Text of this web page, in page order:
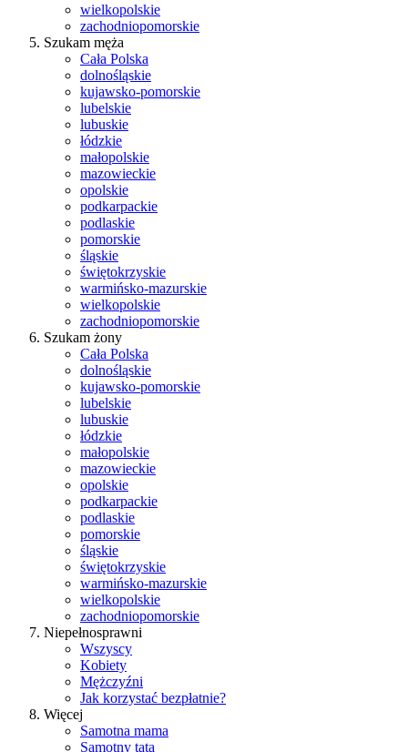
wielkopolskie
zachodniopomorskie
Szukam męża
Cała Polska
dolnośląskie
kujawsko-pomorskie
lubelskie
lubuskie
łódzkie
małopolskie
mazowieckie
opolskie
podkarpackie
podlaskie
pomorskie
śląskie
świętokrzyskie
warmińsko-mazurskie
wielkopolskie
zachodniopomorskie
Szukam żony
Cała Polska
dolnośląskie
kujawsko-pomorskie
lubelskie
lubuskie
łódzkie
małopolskie
mazowieckie
opolskie
podkarpackie
podlaskie
pomorskie
śląskie
świętokrzyskie
warmińsko-mazurskie
wielkopolskie
zachodniopomorskie
Niepełnosprawni
Wszyscy
Kobiety
Mężczyźni
Jak korzystać bezpłatnie?
Więcej
Samotna mama
Samotny tata